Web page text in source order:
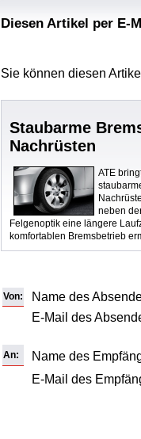
Diesen Artikel per E-
Sie können diesen Artikel
Staubarme
Nachrüsten
ATE
neben
Felgenoptik eine längere
komfortablen Bremsbetrieb
Von:
Name des
E-Mail des
An: Name des
E-Mail des